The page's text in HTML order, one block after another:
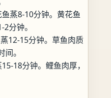
蒸8-10分钟。黄花鱼
分钟。
12-15分钟。草鱼肉质
。
18分钟。鲤鱼肉厚，